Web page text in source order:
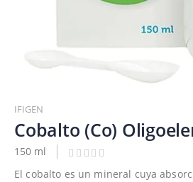
al
comienzo
de
la
galería
IFIGEN
Cobalto (Co)
150 ml
El cobalto es un mineral cuya